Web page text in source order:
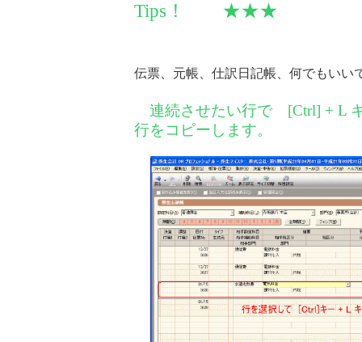
Tips！ ★★★
伝票、元帳、仕訳日記帳、何でもいい
連続させたい行で [Ctrl] + L
行をコピーします。